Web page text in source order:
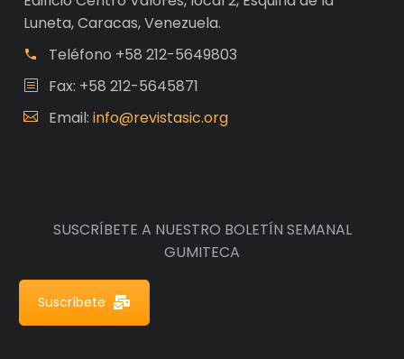
Luneta, Caracas, Venezuela.
Teléfono +58 212-5649803
Fax: +58 212-5645871
Email: info@revistasic.org
SUSCRÍBETE A NUESTRO BOLETÍN SEMANAL
GUMITECA
Suscríbete